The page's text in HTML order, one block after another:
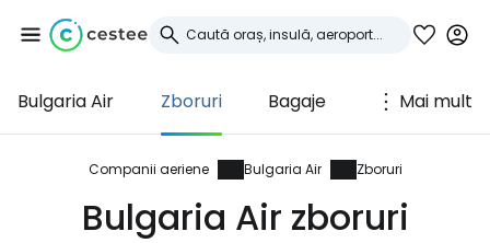
Bulgaria Air Zboruri Bagaje Mai mult
Companii aeriene Bulgaria Air Zboruri
Bulgaria Air zboruri
Conectați-vă la
Cestee
... comunitatea mondială a călătorilor